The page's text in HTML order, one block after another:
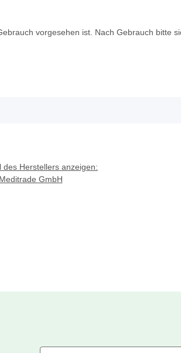
vorgesehen ist. Nach Gebrauch bitte
des Herstellers anzeigen:
Meditrade GmbH